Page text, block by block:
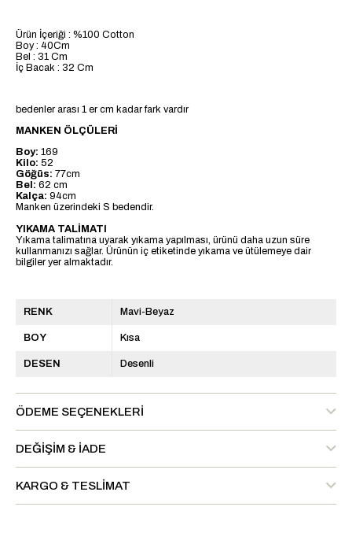
Ürün İçeriği : %100 Cotton
Boy : 40Cm
Bel : 31 Cm
İç Bacak : 32 Cm
bedenler arası 1 er cm kadar fark vardır
MANKEN ÖLÇÜLERİ
Boy: 169
Kilo: 52
Göğüs: 77cm
Bel: 62 cm
Kalça: 94cm
Manken üzerindeki S bedendir.
YIKAMA TALİMATI
Yıkama talimatına uyarak yıkama yapılması, ürünü daha uzun süre
kullanmanızı sağlar. Ürünün iç etiketinde yıkama ve ütülemeye dair
bilgiler yer almaktadır.
RENK Mavi-Beyaz
BOY Kısa
DESEN Desenli
ÖDEME SEÇENEKLERI
DEĞIŞIM & İADE
KARGO & TESLIMAT